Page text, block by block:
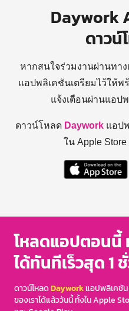
Daywork
ดาวน์
หากสนใจร่วมงานผ่านทา
แอปพลิเคชันเตรียมไว้ให้พ
แจ้งเตือนผ่านแอ
ดาวน์โหลด Daywork แอป
ใน Apple
โหลดแอปตอนนี้
ได้ทันทีเร็วสุด 1
ดาวน์โหลดDayworkแอปพลิเคชัน
ของเราได้แล้ววันนี้ ทั้งใน Apple